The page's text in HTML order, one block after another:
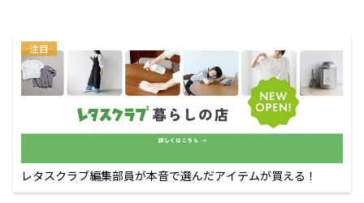
注目
レタスクラブ編集部員が本音で選んだアイテムが買える！